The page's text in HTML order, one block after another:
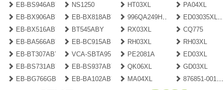
EB-BS946ABY
NS1250
EB-BX906ABY
EB-BX818ABY
EB-BX516ABY
BT545ABY
EB-BA566ABY
EB-BC915ABE
EB-BT307ABY
VCA-SBTA95
EB-BS731ABY
EB-BS937ABY
EB-BG766GBY
EB-BA102ABY
HT03XL
PA04XL
996QA249H
ED03035XL
RX03XL
CQ775
RH03XL
RH03XL
PE2081A
ED03XL
QK06XL
GD03XL
MA04XL
876851-001